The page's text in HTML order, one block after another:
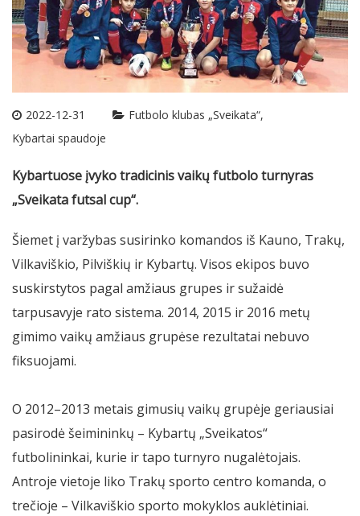
2022-12-31
Futbolo klubas „Sveikata“
Kybartai spaudoje
Kybartuose įvyko tradicinis vaikų futbolo turnyras
„Sveikata futsal cup“.
Šiemet į varžybas susirinko komandos iš Kauno, Trakų,
Vilkaviškio, Pilviškių ir Kybartų. Visos ekipos buvo
suskirstytos pagal amžiaus grupes ir sužaidė
tarpusavyje rato sistema. 2014, 2015 ir 2016 metų
gimimo vaikų amžiaus grupėse rezultatai nebuvo
fiksuojami.
O 2012–2013 metais gimusių vaikų grupėje geriausiai
pasirodė šeimininkų – Kybartų „Sveikatos“
futbolininkai, kurie ir tapo turnyro nugalėtojais.
Antroje vietoje liko Trakų sporto centro komanda, o
trečioje – Vilkaviškio sporto mokyklos auklėtiniai.